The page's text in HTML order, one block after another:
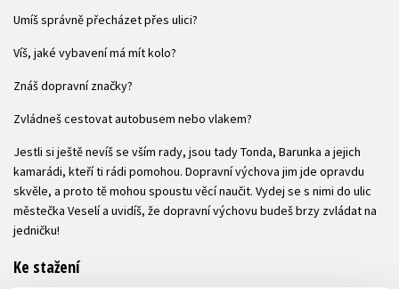
Umíš správně přecházet přes ulici?
Víš, jaké vybavení má mít kolo?
Znáš dopravní značky?
Zvládneš cestovat autobusem nebo vlakem?
Jestli si ještě nevíš se vším rady, jsou tady Tonda, Barunka a jejich
kamarádi, kteří ti rádi pomohou. Dopravní výchova jim jde opravdu
skvěle, a proto tě mohou spoustu věcí naučit. Vydej se s nimi do ulic
městečka Veselí a uvidíš, že dopravní výchovu budeš brzy zvládat na
jedničku!
Ke stažení